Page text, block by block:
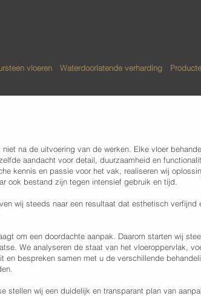
vloeren Waterdoorlatende verharding
na de uitvoering van de werken. Elke vloer
aandacht voor detail, duurzaamheid en
kennis en passie voor het vak, realiseren wij
ook bestand zijn tegen intensief gebruik en tijd.
wij steeds naar een resultaat dat esthetisch verfijnd
om een doordachte aanpak. Daarom starten wij
We analyseren de staat van het vloeroppervlak,
en bespreken samen met u de verschillende
stellen wij een duidelijk en transparant plan van